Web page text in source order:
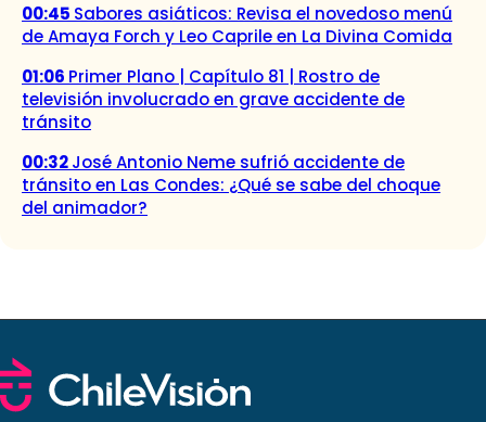
00:45 Sabores asiáticos: Revisa el novedoso menú
de Amaya Forch y Leo Caprile en La Divina Comida
01:06 Primer Plano | Capítulo 81 | Rostro de
televisión involucrado en grave accidente de
tránsito
00:32José Antonio Neme sufrió accidente de
tránsito en Las Condes: ¿Qué se sabe del choque
del animador?